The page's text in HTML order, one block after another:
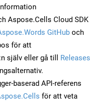
Aspose.Cells Cloud SDK
GitHub och
för att
själv eller gå till Releases
baserad API-referens
för att veta